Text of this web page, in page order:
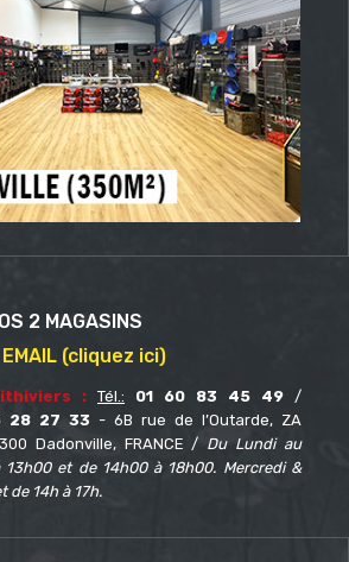
2 MAGASINS
EMAIL (cliquez ici)
: Tél.: 01 60 83 45 49 /
28 27 33 - 6B rue de l’Outarde, ZA
Dadonville, FRANCE / Du Lundi au
13h00 et de 14h00 à 18h00. Mercredi &
de 14h à 17h.